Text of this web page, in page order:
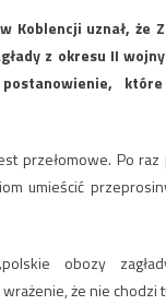
Koblencji uznał, że
z okresu II
przełomowe. Po
umieścić
obozy
że nie chodzi